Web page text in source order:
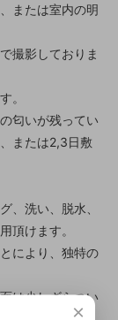
または室内の明
撮影しておりま
。
匂いが残ってい
または2,3日敷
、洗い、脱水、
頂けます。
により、独特の
は少しざらつい
×